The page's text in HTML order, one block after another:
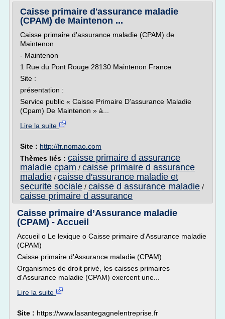
Caisse primaire d'assurance maladie
(CPAM) de Maintenon ...
Caisse primaire d'assurance maladie (CPAM) de
Maintenon
- Maintenon
1 Rue du Pont Rouge 28130 Maintenon France
Site :
présentation :
Service public « Caisse Primaire D'assurance Maladie
(Cpam) De Maintenon » à...
Lire la suite
Site : http://fr.nomao.com
Thèmes liés : caisse primaire d assurance
maladie cpam / caisse primaire d assurance
maladie / caisse d'assurance maladie et
securite sociale / caisse d assurance maladie /
caisse primaire d assurance
Caisse primaire d’Assurance maladie
(CPAM) - Accueil
Accueil o Le lexique o Caisse primaire d'Assurance maladie
(CPAM)
Caisse primaire d'Assurance maladie (CPAM)
Organismes de droit privé, les caisses primaires
d'Assurance maladie (CPAM) exercent une...
Lire la suite
Site : https://www.lasantegagnelentreprise.fr